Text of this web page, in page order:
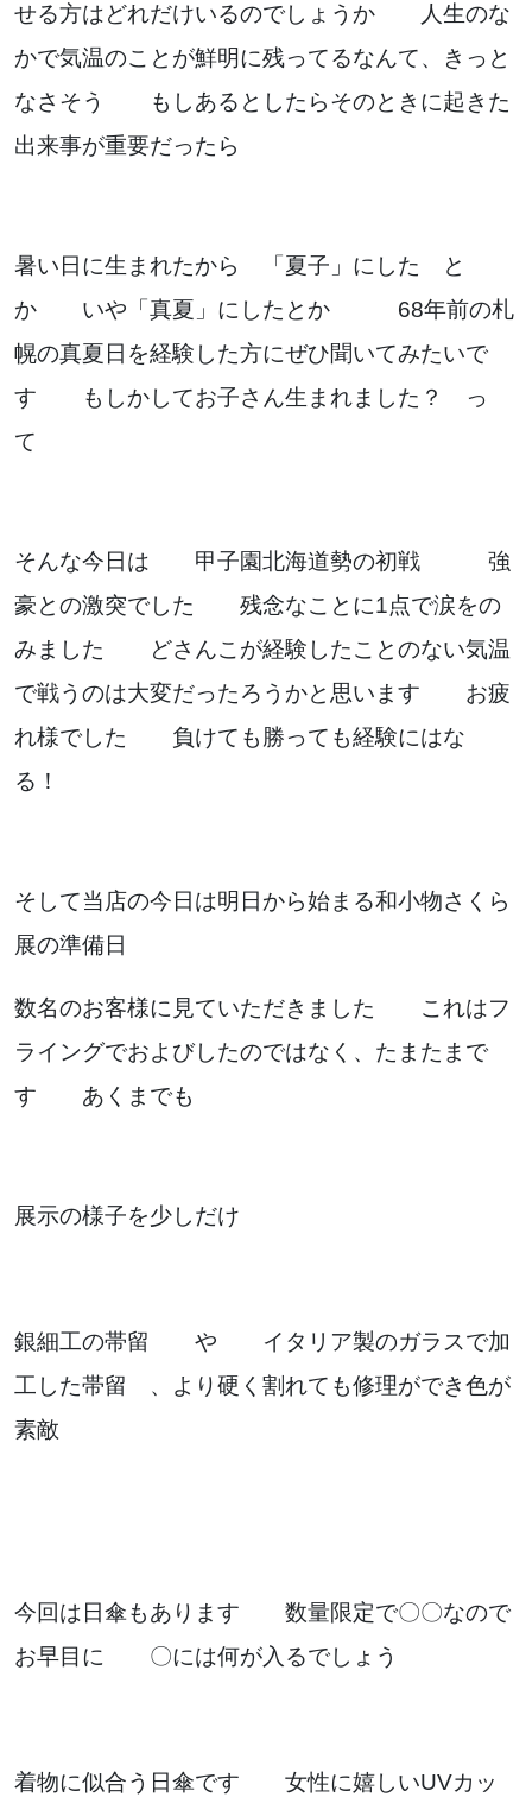
お問い合わせはこちらから
よくあるご質問
ポリシーに関して
せる方はどれだけいるのでしょうか 人生のな
かで気温のことが鮮明に残ってるなんて、きっと
なさそう もしあるとしたらそのときに起きた
出来事が重要だったら
暑い日に生まれたから 「夏子」にした と
か いや「真夏」にしたとか 68年前の札
幌の真夏日を経験した方にぜひ聞いてみたいで
す もしかしてお子さん生まれました？ っ
て
そんな今日は 甲子園北海道勢の初戦 強
豪との激突でした 残念なことに1点で涙をの
みました どさんこが経験したことのない気温
で戦うのは大変だったろうかと思います お疲
れ様でした 負けても勝っても経験にはな
る！
そして当店の今日は明日から始まる和小物さくら
展の準備日
数名のお客様に見ていただきました これはフ
ライングでおよびしたのではなく、たまたまで
す あくまでも
展示の様子を少しだけ
銀細工の帯留 や イタリア製のガラスで加
工した帯留 、より硬く割れても修理ができ色が
素敵
今回は日傘もあります 数量限定で〇〇なので
お早目に 〇には何が入るでしょう
着物に似合う日傘です 女性に嬉しいUVカッ